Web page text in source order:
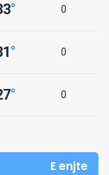
° 0
° 0
° 0
E enjte